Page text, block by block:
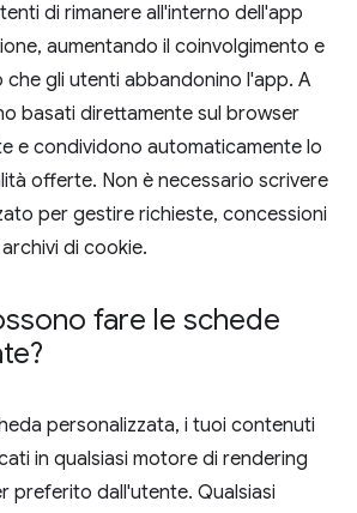
di rimanere all'interno dell'app
aumentando il coinvolgimento e
che gli utenti abbandonino l'app. A
basati direttamente sul browser
e condividono automaticamente lo
offerte. Non è necessario scrivere
per gestire richieste, concessioni
di cookie.
fare le schede
personalizzata, i tuoi contenuti
in qualsiasi motore di rendering
preferito dall'utente. Qualsiasi